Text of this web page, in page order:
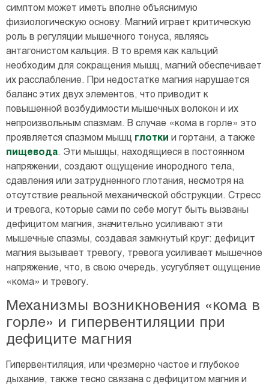
симптом может иметь вполне объяснимую
физиологическую основу. Магний играет критическую
роль в регуляции мышечного тонуса, являясь
антагонистом кальция. В то время как кальций
необходим для сокращения мышц, магний обеспечивает
их расслабление. При недостатке магния нарушается
баланс этих двух элементов, что приводит к
повышенной возбудимости мышечных волокон и их
непроизвольным спазмам. В случае «кома в горле» это
проявляется спазмом мышц глотки и гортани, а также
пищевода. Эти мышцы, находящиеся в постоянном
напряжении, создают ощущение инородного тела,
сдавления или затрудненного глотания, несмотря на
отсутствие реальной механической обструкции. Стресс
и тревога, которые сами по себе могут быть вызваны
дефицитом магния, значительно усиливают эти
мышечные спазмы, создавая замкнутый круг: дефицит
магния вызывает тревогу, тревога усиливает мышечное
напряжение, что, в свою очередь, усугубляет ощущение
«кома» и тревогу.
Механизмы возникновения «кома в
горле» и гипервентиляции при
дефиците магния
Гипервентиляция, или чрезмерно частое и глубокое
дыхание, также тесно связана с дефицитом магния и